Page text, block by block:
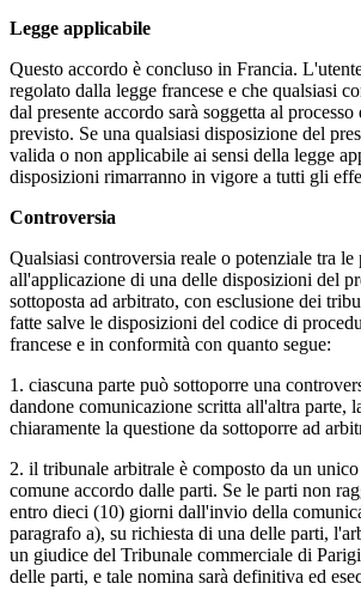
Legge applicabile
Questo accordo è concluso in Francia.
regolato dalla legge francese e che qualsiasi
dal presente accordo sarà soggetta al
previsto. Se una qualsiasi disposizione del
valida o non applicabile ai sensi della legge
disposizioni rimarranno in vigore a tutti gli
Controversia
Qualsiasi controversia reale o potenziale tra le
all'applicazione di una delle disposizioni del
sottoposta ad arbitrato, con esclusione dei
fatte salve le disposizioni del codice di
francese e in conformità con quanto segue:
1. ciascuna parte può sottoporre una
dandone comunicazione scritta all'altra parte,
chiaramente la questione da sottoporre ad
2. il tribunale arbitrale è composto da un
comune accordo dalle parti. Se le parti non
entro dieci (10) giorni dall'invio della
paragrafo a), su richiesta di una delle parti,
un giudice del Tribunale commerciale di
delle parti, e tale nomina sarà definitiva ed